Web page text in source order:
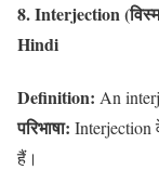
8. Interjection
Hindi
Definition: An
परिभाषा: Interjection
हैं।